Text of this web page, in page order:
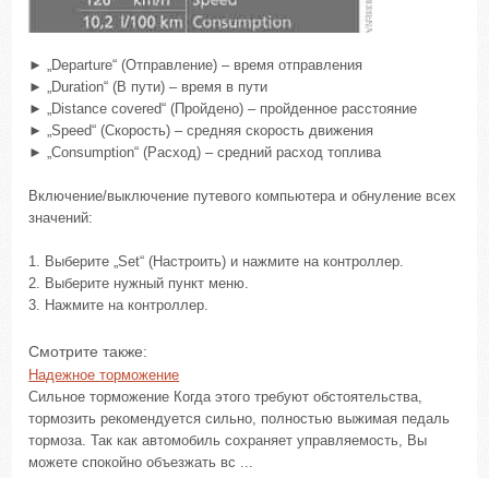
► „Departure“ (Отправление) – время отправления
► „Duration“ (В пути) – время в пути
► „Distance covered“ (Пройдено) – пройденное расстояние
► „Speed“ (Скорость) – средняя скорость движения
► „Consumption“ (Расход) – средний расход топлива
Включение/выключение путевого компьютера и обнуление всех
значений:
1. Выберите „Set“ (Настроить) и нажмите на контроллер.
2. Выберите нужный пункт меню.
3. Нажмите на контроллер.
Смотрите также:
Надежное торможение
Сильное торможение Когда этого требуют обстоятельства,
тормозить рекомендуется сильно, полностью выжимая педаль
тормоза. Так как автомобиль сохраняет управляемость, Вы
можете спокойно объезжать вс ...